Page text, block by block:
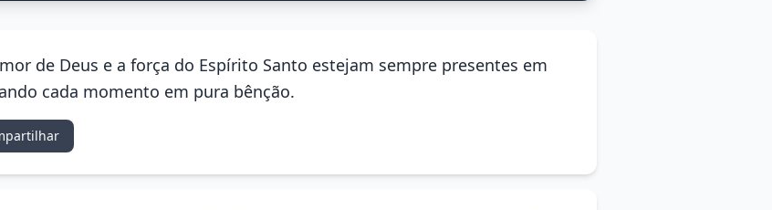
de Deus e a força do Espírito Santo estejam sempre presentes em
cada momento em pura bênção.